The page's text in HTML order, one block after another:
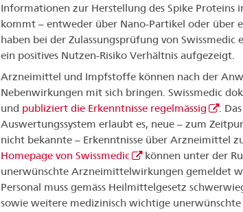
Informationen zur Herstellung des Spike Proteins
kommt – entweder über Nano-Partikel oder über
haben bei der Zulassungsprüfung von Swissmedic
ein positives Nutzen-Risiko Verhältnis aufgezeigt.
Arzneimittel und Impfstoffe können nach der
Nebenwirkungen mit sich bringen. Swissmedic
und publiziert die Erkenntnisse regelmässig
.
Auswertungssystem erlaubt es, neue – zum
nicht bekannte – Erkenntnisse über Arzneimittel
Homepage von Swissmedic
können unter der
unerwünschte Arzneimittelwirkungen gemeldet
Personal muss gemäss Heilmittelgesetz
sowie weitere medizinisch wichtige